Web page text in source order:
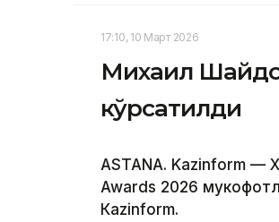
17:10, 10 Март 2026
Михаил
кўрсатилди
ASTANA. Kazinform —
Awards 2026
Кazinform.